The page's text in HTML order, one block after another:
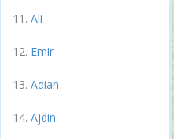
Ali
Emir
Adian
Ajdin